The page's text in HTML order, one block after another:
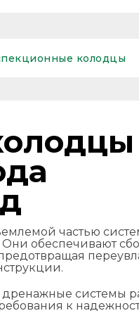
колодцы
частью
обеспечивают
системы
к